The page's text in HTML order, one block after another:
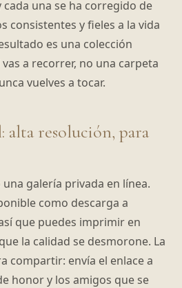
cada una se ha corregido de
consistentes y fieles a la vida
es una colección
a recorrer, no una carpeta
vuelves a tocar.
alta resolución, para
galería privada en línea.
como descarga a
que puedes imprimir en
la calidad se desmorone. La
compartir: envía el enlace a
honor y los amigos que se